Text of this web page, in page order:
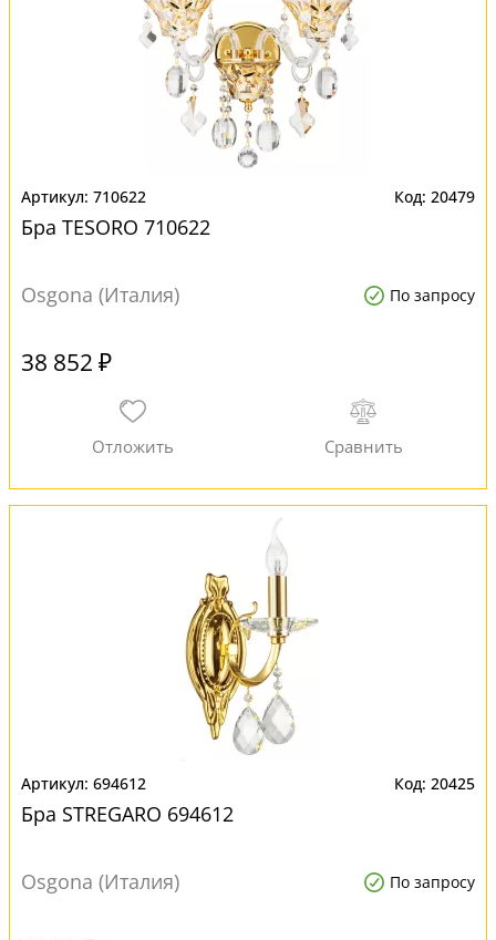
710622 20479
Бра TESORO 710622
Osgona (Италия) По запросу
38 852 ₽
694612 20425
Бра STREGARO 694612
Osgona (Италия) По запросу